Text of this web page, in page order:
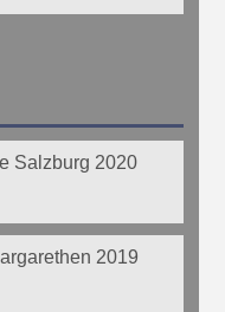
Salzburg 2020
2019